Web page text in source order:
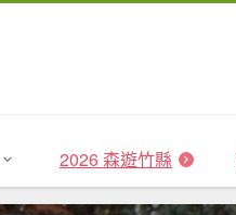
2026 森遊竹縣